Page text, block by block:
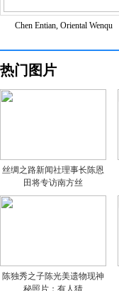
Chen Entian, Oriental Wenqu
热门图片
丝绸之路新闻社理事长陈恩
田将专访南方丝
陈独秀之子陈光美遗物现神
秘照片：有人猜